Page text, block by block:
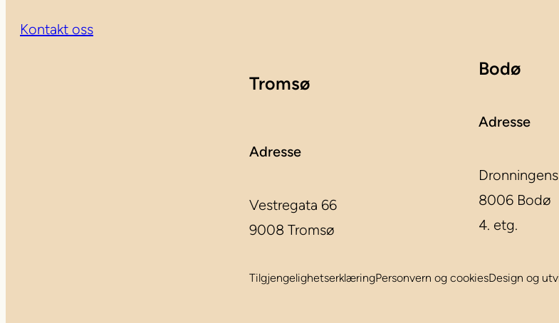
Kontakt oss
Tromsø
Adresse
Vestregata 66
9008 Tromsø
Bodø
Adresse
8006 Bodø
4. etg.
TilgjengelighetserklæringPersonvern og cookiesDesign og